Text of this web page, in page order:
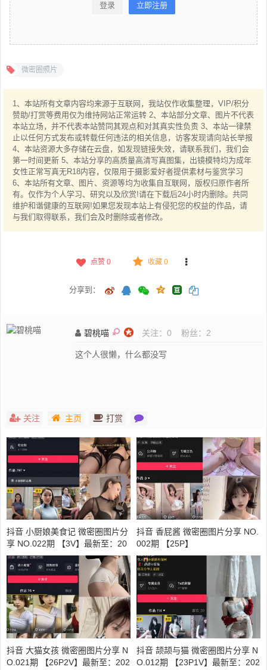
登录 立即注册
微密圈照片
1、本站所有文章内容均来源于互联网，我站仅作收集整理，VIP/积分
赞助/打赏等费用仅为维持网站正常运转 2、本站部分文章、图片不代表
本站立场，并不代表本站赞同其观点和对其真实性负责 3、本站一律禁
止以任何方式发布或转载任何违法的相关信息，访客发现请向站长举报
4、本站资源大多存储在云盘，如发现链接失效，请联系我们，我们会
第一时间更新 5、本站分享的高质量高清写真图集，出镜模特均为成年
女性正常写真无R18内容，仅限用于摄影爱好者提供素材与鉴赏学习
6、本站所有文章、图片、资源等均为收集自互联网，版权归原作者所
有。仅作为个人学习、研究以及欣赏!请在下载后24小时内删除。共同
维护和谐健康的互联网!如果您发现本站上有侵犯您的权益的作品，请
与我们取得联系，我们会及时删除或者修改。
点赞 0 收藏 0
分享到：
碧桃喵 关注： 0 粉丝： 2
这个人很懒，什么都没写
关注 主页 打赏
抖音 小厨娘美食记 微密圈图片分
享 NO.022期 【3V】最新至：20
23.9.27
抖音 香屁酱 微密圈图片分享 NO.
002期 【25P】
抖音 大猫女孩 微密圈图片分享 N
O.021期 【26P2V】最新至：202
抖音 颉颉与猫 微密圈图片分享 N
O.012期 【23P1V】最新至：202